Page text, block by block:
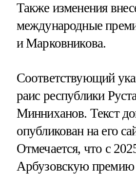
Также изменения
международные
и Марковникова.
Соответствующий
раис республики
Минниханов. Текст
опубликован на его
Отмечается, что с
Арбузовскую премию